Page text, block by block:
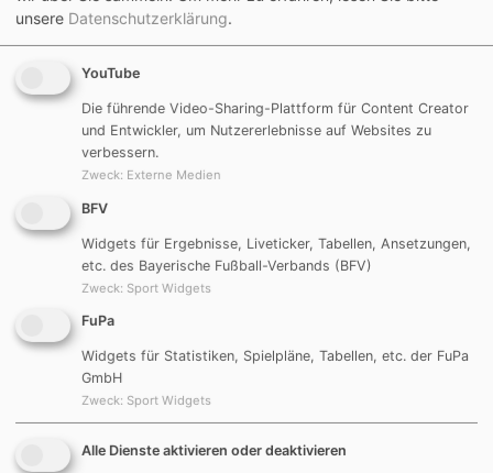
DJK Göggelsbuch II
Tore: Thanner Marius, Maximilian Baumgartl, Rudi
Heubusch
7. Spieltag
BSV Erasbach II
Tore: Andreas Heinloth, Carsten Sprenger
8. Spieltag
Spielfrei
unsere Datenschutzerklärung.
YouTube
Die führende Video-Sharing-Plattform für Content Creator
und Entwickler, um Nutzererlebnisse auf Websites zu
verbessern.
Zweck: Externe Medien
BFV
Widgets für Ergebnisse, Liveticker, Tabellen, Ansetzungen,
etc. des Bayerische Fußball-Verbands (BFV)
Zweck: Sport Widgets
FuPa
Widgets für Statistiken, Spielpläne, Tabellen, etc. der FuPa
GmbH
Zweck: Sport Widgets
Alle Dienste aktivieren oder deaktivieren